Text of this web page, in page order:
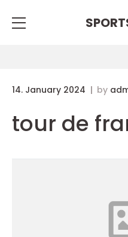
14. January 2024 by
tour de